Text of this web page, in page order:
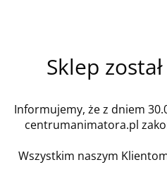
Sklep
Informujemy, że z dniem
centrumanimatora.pl
Wszystkim naszym